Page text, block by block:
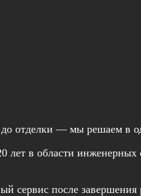
отделки — мы решаем в
лет в области
сервис после завершения